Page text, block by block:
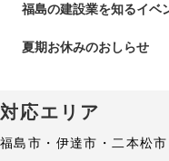
福島の建設業を知るイベ
夏期お休みのおしらせ
対応エリア
福島市・伊達市・二本松